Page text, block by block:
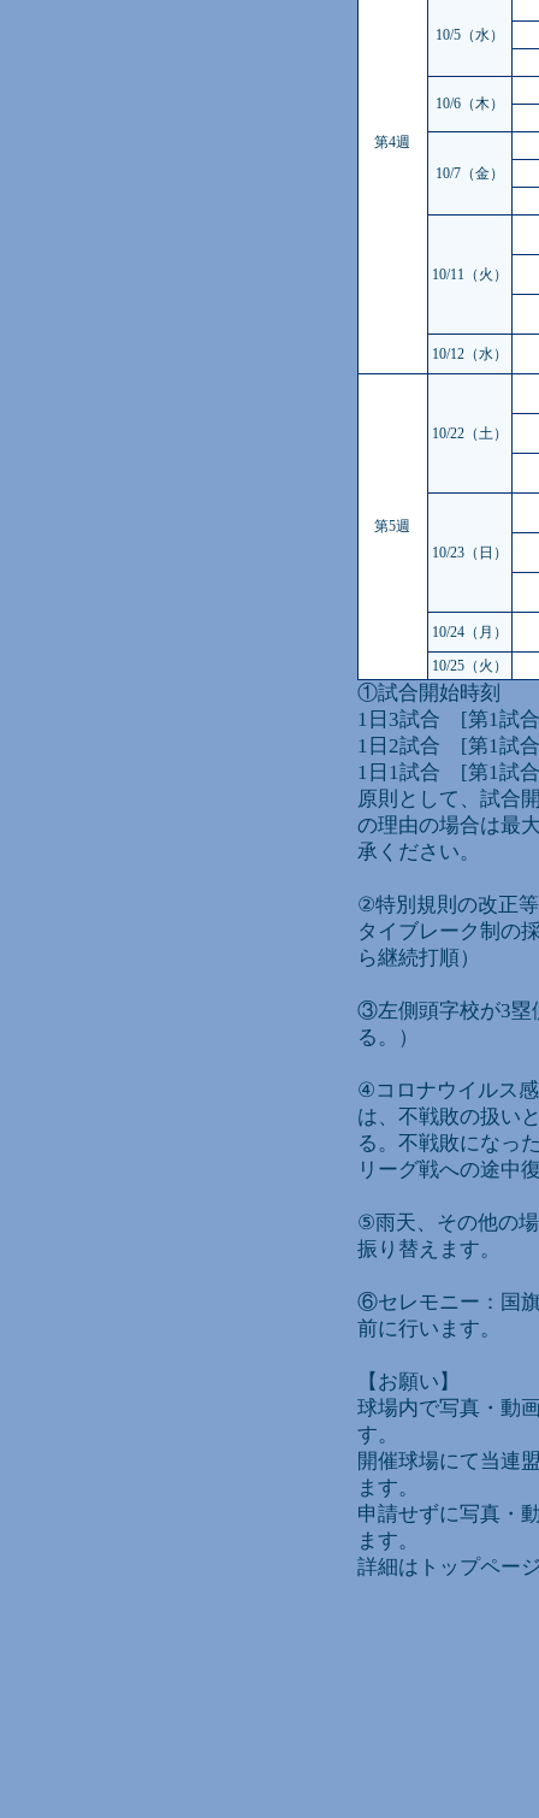
第4週
10/5（水）
10/6（木）
10/7（金）
10/11（火）
10/12（水）
第5週
10/22（土）
10/23（日）
10/24（月）
10/25（火）
①試合開始時刻
1日3試合 [第1試
1日2試合 [第1試
1日1試合 [第1試
原則として、試合
の理由の場合は最
承ください。
②特別規則の改正等
タイブレーク制の
ら継続打順）
③左側頭字校が3塁
る。）
④コロナウイルス
は、不戦敗の扱い
る。不戦敗になっ
リーグ戦への途中
⑤雨天、その他の
振り替えます。
⑥セレモニー：国
前に行います。
【お願い】
球場内で写真・動
す。
開催球場にて当連
ます。
申請せずに写真・
ます。
詳細はトップペー